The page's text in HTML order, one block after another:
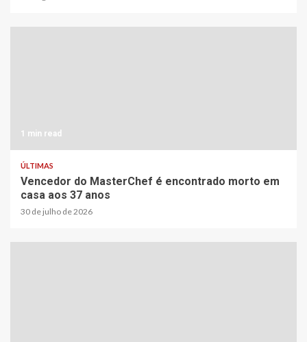
1 min read
ÚLTIMAS
Vencedor do MasterChef é encontrado morto em
casa aos 37 anos
30 de julho de 2026